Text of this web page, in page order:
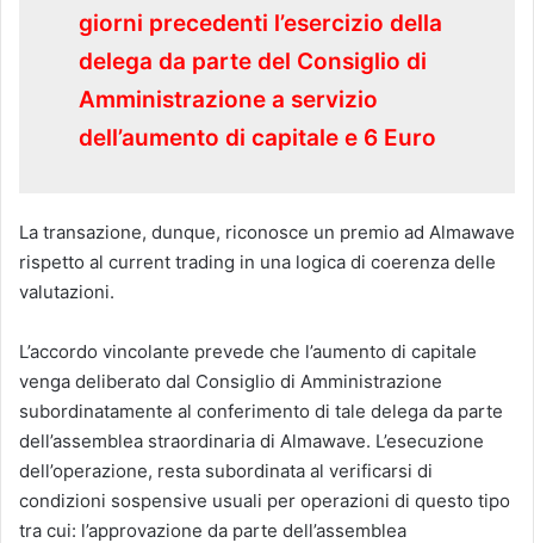
giorni precedenti l’esercizio della
delega da parte del Consiglio di
Amministrazione a servizio
dell’aumento di capitale e 6 Euro
La transazione, dunque, riconosce un premio ad Almawave
rispetto al current trading in una logica di coerenza delle
valutazioni.
L’accordo vincolante prevede che l’aumento di capitale
venga deliberato dal Consiglio di Amministrazione
subordinatamente al conferimento di tale delega da parte
dell’assemblea straordinaria di Almawave. L’esecuzione
dell’operazione, resta subordinata al verificarsi di
condizioni sospensive usuali per operazioni di questo tipo
tra cui: l’approvazione da parte dell’assemblea